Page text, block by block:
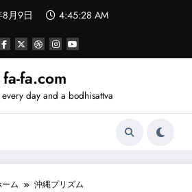
月9日 4:45:29 AM
fa-fa.com
day and a bodhisattva
ム 沖縄プリズム